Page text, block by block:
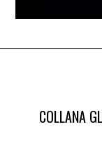
COLLANA